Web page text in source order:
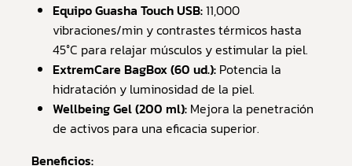
Equipo Guasha Touch USB:11,000
vibraciones/min y contrastes térmicos hasta
45°C para relajar músculos y estimular la piel.
ExtremCare BagBox (60 ud.): Potencia la
hidratación y luminosidad de la piel.
Wellbeing Gel (200 ml): Mejora la penetración
de activos para una eficacia superior.
Beneficios: